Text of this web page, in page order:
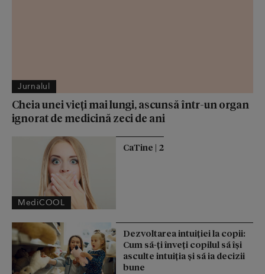
Jurnalul
Cheia unei vieți mai lungi, ascunsă într-un organ
ignorat de medicină zeci de ani
MediCOOL
CaTine | 2
Dezvoltarea intuiției la copii:
Cum să-ți înveți copilul să își
asculte intuiția și să ia decizii
bune